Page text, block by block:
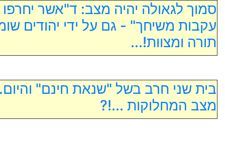
סמוך לגאולה יהיה מצב: ד"אשר יחרפו
עקבות משיחך" - גם על ידי יהודים
תורה ומצוות!...
בית שני חרב בשל "שנאת חינם"
מצב המחלוקות ...!?